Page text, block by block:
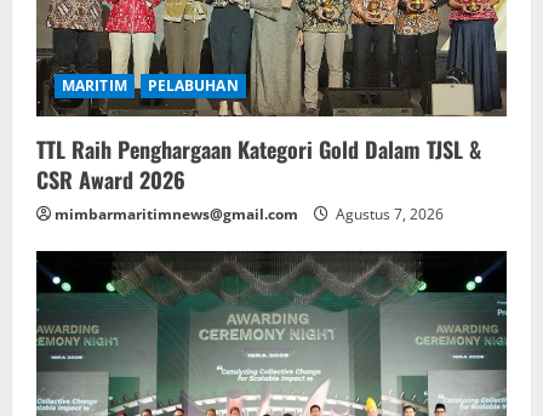
MARITIM PELABUHAN
TTL Raih Penghargaan Kategori Gold Dalam TJSL &
CSR Award 2026
mimbarmaritimnews@gmail.com Agustus 7, 2026